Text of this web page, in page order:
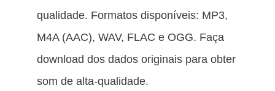
qualidade. Formatos disponíveis: MP3,
M4A (AAC), WAV, FLAC e OGG. Faça
download dos dados originais para obter
som de alta‑qualidade.